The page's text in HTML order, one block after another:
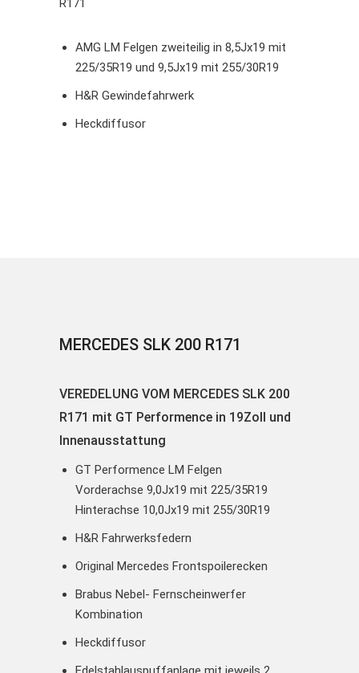
R171
AMG LM Felgen zweiteilig in 8,5Jx19 mit
225/35R19 und 9,5Jx19 mit 255/30R19
H&R Gewindefahrwerk
Heckdiffusor
MERCEDES SLK 200 R171
VEREDELUNG VOM MERCEDES SLK 200
R171 mit GT Performence in 19Zoll und
Innenausstattung
GT Performence LM Felgen
Vorderachse 9,0Jx19 mit 225/35R19
Hinterachse 10,0Jx19 mit 255/30R19
H&R Fahrwerksfedern
Original Mercedes Frontspoilerecken
Brabus Nebel- Fernscheinwerfer
Kombination
Heckdiffusor